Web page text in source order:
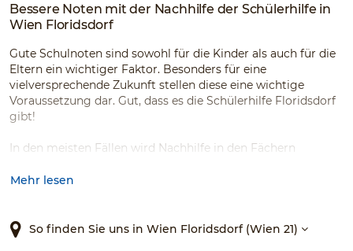
Bessere Noten mit der Nachhilfe der Schülerhilfe in
Wien Floridsdorf
Gute Schulnoten sind sowohl für die Kinder als auch für die
Eltern ein wichtiger Faktor. Besonders für eine
vielversprechende Zukunft stellen diese eine wichtige
Voraussetzung dar. Gut, dass es die Schülerhilfe Floridsdorf
gibt!
In den meisten Fällen wird Nachhilfe in den Fächern
erfahrenen Nachhilfelehrer:innen können mit einer
unserem Standort in Wien Floridsdorf, direkt am Franz-
Jonas-Platz 8 / Stiege 1 / 6. Stock, bieten wir Nachhilfe für
Mehr lesen
So finden Sie uns in Wien Floridsdorf (Wien 21)